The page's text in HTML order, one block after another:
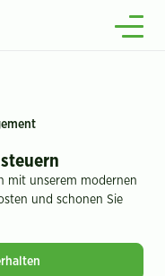
mit unserem modernen
und schonen Sie